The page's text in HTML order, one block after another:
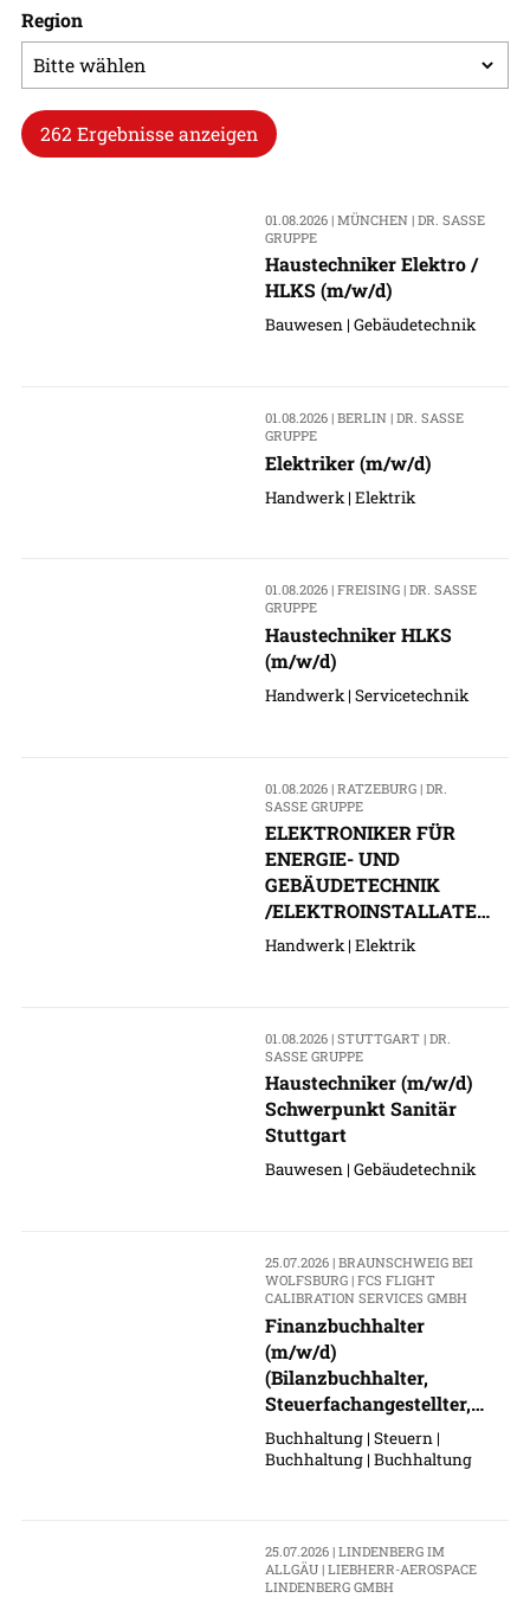
Region
262 Ergebnisse anzeigen
01.08.2026 | MÜNCHEN | DR. SASSE
GRUPPE
Haustechniker Elektro /
HLKS (m/w/d)
Bauwesen | Gebäudetechnik
01.08.2026 | BERLIN | DR. SASSE
GRUPPE
Elektriker (m/w/d)
Handwerk | Elektrik
01.08.2026 | FREISING | DR. SASSE
GRUPPE
Haustechniker HLKS
(m/w/d)
Handwerk | Servicetechnik
01.08.2026 | RATZEBURG | DR.
SASSE GRUPPE
ELEKTRONIKER FÜR
ENERGIE- UND
GEBÄUDETECHNIK
/ELEKTROINSTALLATEU
R (M/W/D)
Handwerk | Elektrik
01.08.2026 | STUTTGART | DR.
SASSE GRUPPE
Haustechniker (m/w/d)
Schwerpunkt Sanitär
Stuttgart
Bauwesen | Gebäudetechnik
25.07.2026 | BRAUNSCHWEIG BEI
WOLFSBURG | FCS FLIGHT
CALIBRATION SERVICES GMBH
Finanzbuchhalter
(m/w/d)
(Bilanzbuchhalter,
Steuerfachangestellter,
Buchhalter o. ä.)
Buchhaltung | Steuern |
Buchhaltung | Buchhaltung
25.07.2026 | LINDENBERG IM
ALLGÄU | LIEBHERR-AEROSPACE
LINDENBERG GMBH